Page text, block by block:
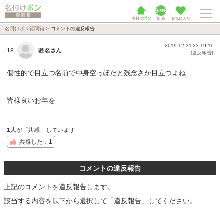
名付けポン質問箱 > コメントの違反報告
18. 匿名さん
2019-12-31 23:19:11
[違反報告]
個性的で目立つ名前で中身空っぽだと残念さが目立つよね
皆様良いお年を
1人が「共感」しています
共感した：1
コメントの違反報告
上記のコメントを違反報告します。
該当する内容を以下から選択して「違反報告」してください。